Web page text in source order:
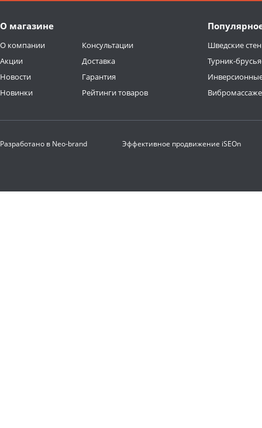
О магазине
О компании
Акции
Новости
Новинки
Консультации
Доставка
Гарантия
Рейтинги товаров
Шведские
Турник-
Разработано в Neo-brand Эффективное продвижение iSEOn